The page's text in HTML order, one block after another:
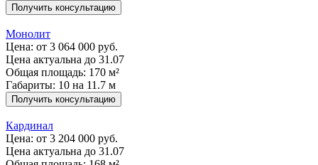
Получить консультацию
Монолит
Цена: от 3 064 000 руб.
Цена актуальна до 31.07
Общая площадь: 170 м²
Габариты: 10 на 11.7 м
Получить консультацию
Кардинал
Цена: от 3 204 000 руб.
Цена актуальна до 31.07